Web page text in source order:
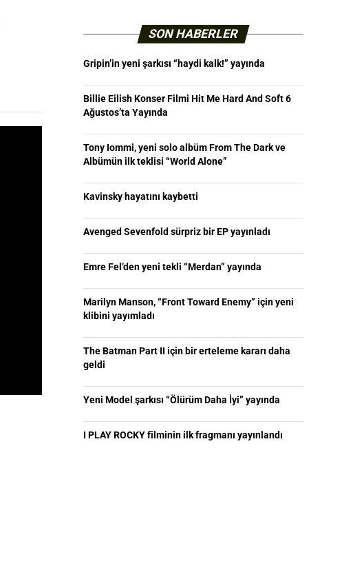
SON HABERLER
Gripin’in yeni şarkısı “haydi kalk!” yayında
Billie Eilish Konser Filmi Hit Me Hard And Soft 6
Ağustos’ta Yayında
Tony Iommi, yeni solo albüm From The Dark ve
Albümün ilk teklisi “World Alone”
Kavinsky hayatını kaybetti
Avenged Sevenfold sürpriz bir EP yayınladı
Emre Fel’den yeni tekli “Merdan” yayında
Marilyn Manson, “Front Toward Enemy” için yeni
klibini yayımladı
The Batman Part II için bir erteleme kararı daha
geldi
Yeni Model şarkısı “Ölürüm Daha İyi” yayında
I PLAY ROCKY filminin ilk fragmanı yayınlandı